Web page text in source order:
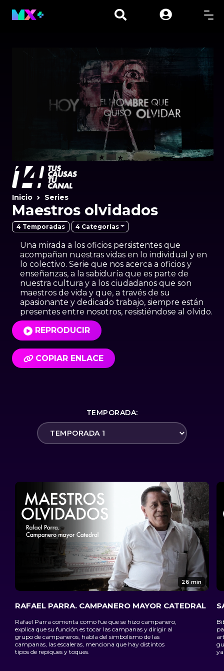
Inicio Series
Maestros olvidados
4 Temporadas 4 Categorías
Una mirada a los oficios persistentes que
acompañan nuestras vidas en lo individual y en
lo colectivo. Serie que nos acerca a oficios y
enseñanzas, a la sabiduría que es parte de
nuestra cultura y a los ciudadanos que son
maestros de vida y que, a través de su
apasionante y dedicado trabajo, siempre están
presentes entre nosotros, resistiéndose al olvido.
REPRODUCIR
COPIAR ENLACE
TEMPORADA:
26 min
RAFAEL PARRA. CAMPANERO MAYOR CATEDRAL
Rafael Parra comenta como fue que se hizo campanero,
explica que su función es tocar las campanas y dirigir al
grupo de campaneros, habla del simbolismo de las
campanas, las escaleras, menciona que hay distintos
tipos de repiques y toques.